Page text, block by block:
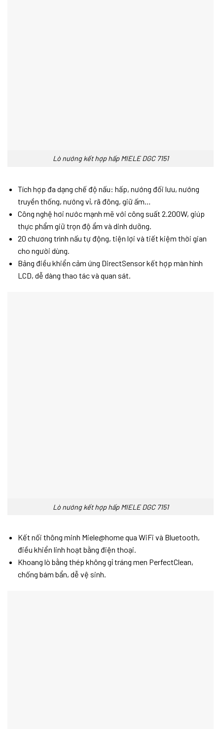
Lò nướng kết hợp hấp MIELE DGC 7151
Tích hợp đa dạng chế độ nấu: hấp, nướng đối lưu, nướng
truyền thống, nướng vỉ, rã đông, giữ ấm…
Công nghệ hơi nước mạnh mẽ với công suất 2.200W, giúp
thực phẩm giữ trọn độ ẩm và dinh dưỡng.
20 chương trình nấu tự động, tiện lợi và tiết kiệm thời gian
cho người dùng.
Bảng điều khiển cảm ứng DirectSensor kết hợp màn hình
LCD, dễ dàng thao tác và quan sát.
Lò nướng kết hợp hấp MIELE DGC 7151
Kết nối thông minh Miele@home qua WiFi và Bluetooth,
điều khiển linh hoạt bằng điện thoại.
Khoang lò bằng thép không gỉ tráng men PerfectClean,
chống bám bẩn, dễ vệ sinh.